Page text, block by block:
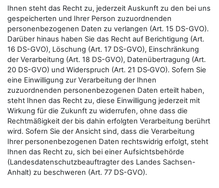
Ihnen steht das Recht zu, jederzeit Auskunft zu den bei uns
gespeicherten und Ihrer Person zuzuordnenden
personenbezogenen Daten zu verlangen (Art. 15 DS-GVO).
Darüber hinaus haben Sie das Recht auf Berichtigung (Art.
16 DS-GVO), Löschung (Art. 17 DS-GVO), Einschränkung
der Verarbeitung (Art. 18 DS-GVO), Datenübertragung (Art.
20 DS-GVO) und Widerspruch (Art. 21 DS‑GVO). Sofern Sie
eine Einwilligung zur Verarbeitung der Ihnen
zuzuordnenden personenbezogenen Daten erteilt haben,
steht Ihnen das Recht zu, diese Einwilligung jederzeit mit
Wirkung für die Zukunft zu widerrufen, ohne dass die
Rechtmäßigkeit der bis dahin erfolgten Verarbeitung berührt
wird. Sofern Sie der Ansicht sind, dass die Verarbeitung
Ihrer personenbezogenen Daten rechtswidrig erfolgt, steht
Ihnen das Recht zu, sich bei einer Aufsichtsbehörde
(Landesdatenschutzbeauftragter des Landes Sachsen-
Anhalt) zu beschweren (Art. 77 DS-GVO).